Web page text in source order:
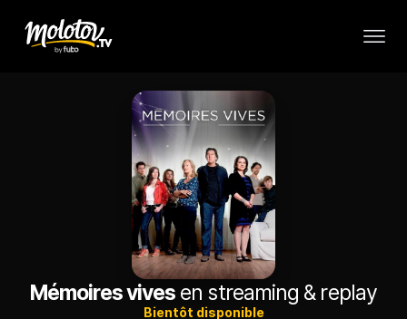
Mémoires vives en streaming & replay
Bientôt disponible